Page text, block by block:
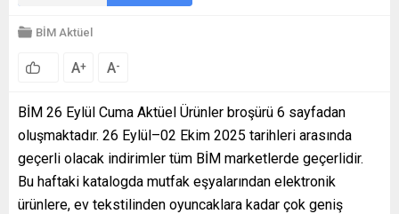
BİM Aktüel
A+ A-
BİM 26 Eylül Cuma Aktüel Ürünler broşürü 6 sayfadan
oluşmaktadır. 26 Eylül–02 Ekim 2025 tarihleri arasında
geçerli olacak indirimler tüm BİM marketlerde geçerlidir.
Bu haftaki katalogda mutfak eşyalarından elektronik
ürünlere, ev tekstilinden oyuncaklara kadar çok geniş